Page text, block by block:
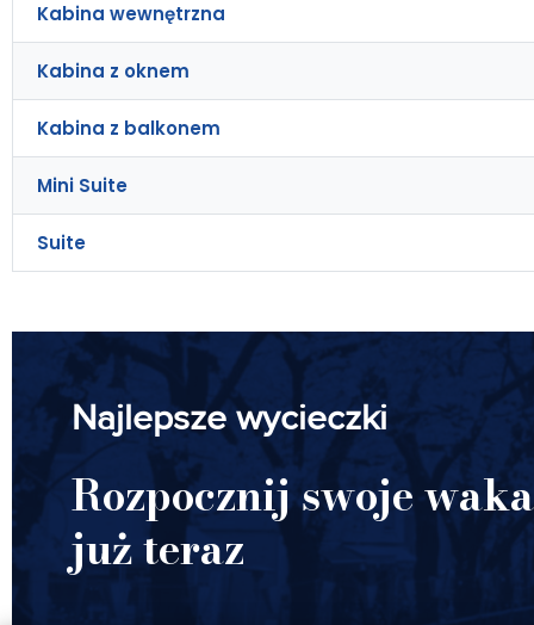
Kabina wewnętrzna
Kabina z oknem
Kabina z balkonem
Mini Suite
Suite
Najlepsze wycieczki
Rozpocznij swoje
już teraz